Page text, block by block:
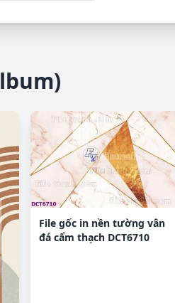
File gốc in nền tường vân
đá cẩm thạch DCT6710